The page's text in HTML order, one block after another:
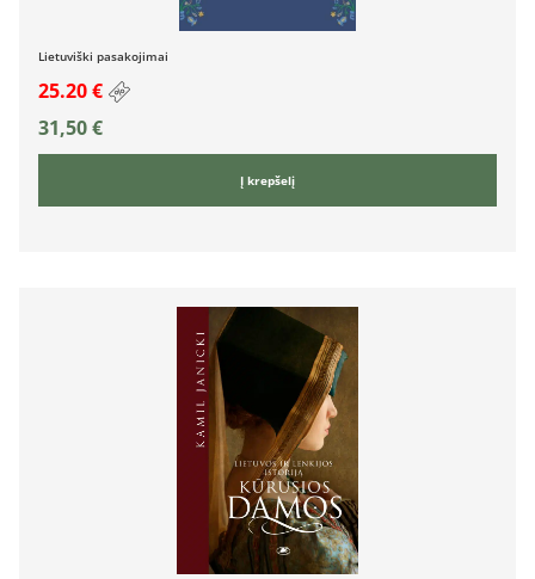
Lietuviški pasakojimai
25.20 €
31,50€
Į krepšelį